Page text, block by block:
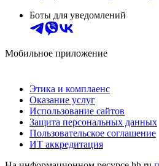
Боты для уведомлений
Мобильное приложение
Этика и комплаенс
Оказание услуг
Использование сайтов
Защита персональных данных
Пользовательское соглашение
ИТ аккредитация